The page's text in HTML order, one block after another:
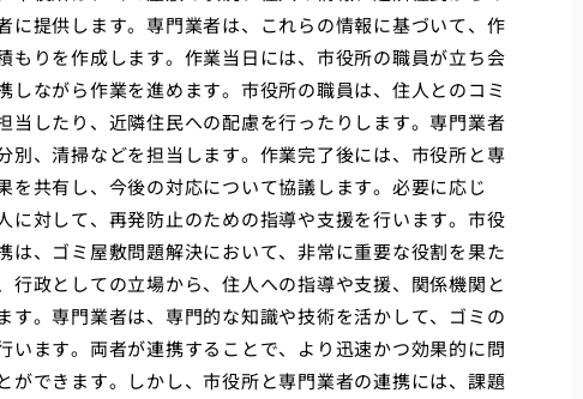
に提供します。専門業者は、これらの情報に基づいて、作
もりを作成します。作業当日には、市役所の職員が立ち会
しながら作業を進めます。市役所の職員は、住人とのコミ
当したり、近隣住民への配慮を行ったりします。専門業者
別、清掃などを担当します。作業完了後には、市役所と専
を共有し、今後の対応について協議します。必要に応じ
に対して、再発防止のための指導や支援を行います。市役
は、ゴミ屋敷問題解決において、非常に重要な役割を果た
行政としての立場から、住人への指導や支援、関係機関と
す。専門業者は、専門的な知識や技術を活かして、ゴミの
います。両者が連携することで、より迅速かつ効果的に問
ができます。しかし、市役所と専門業者の連携には、課題